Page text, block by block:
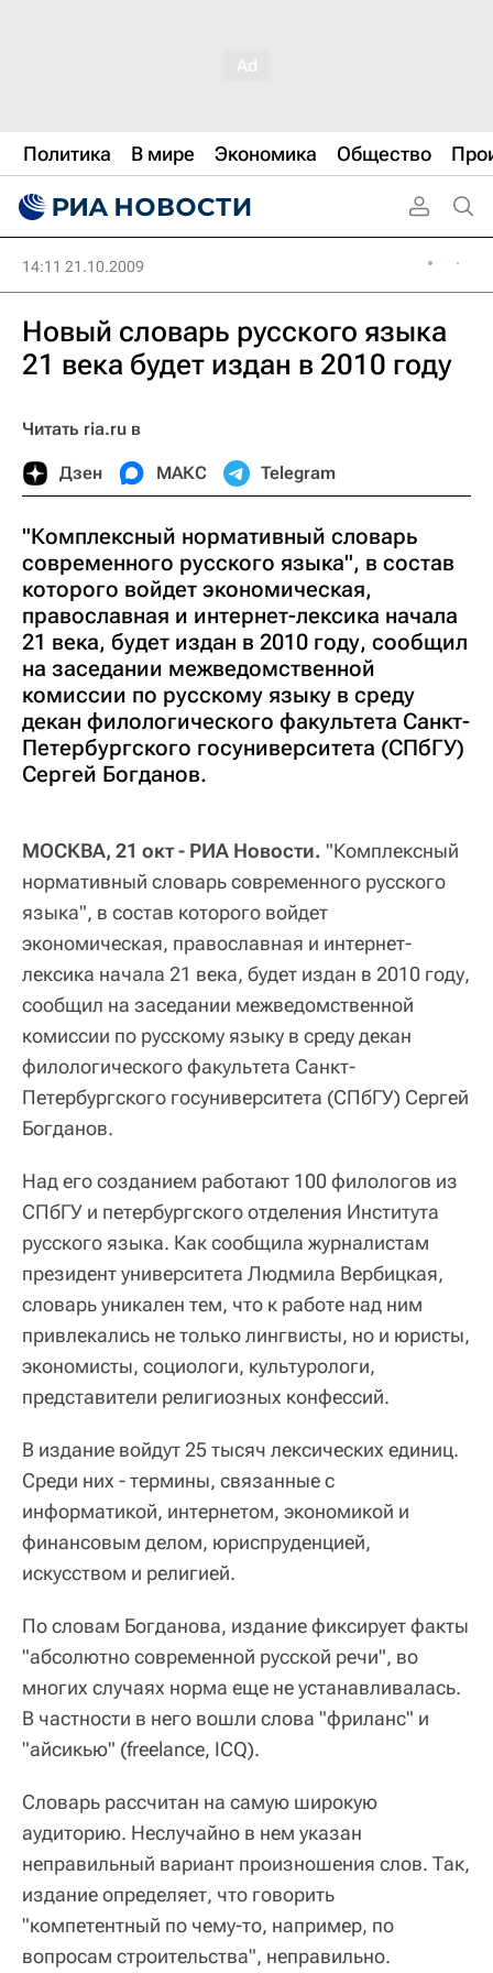
Политика В мире Экономика Общество
14:11 21.10.2009
Новый словарь русского языка
21 века будет издан в 2010 году
Читать ria.ru в
Дзен МАКС Telegram
"Комплексный нормативный словарь
современного русского языка", в состав
которого войдет экономическая,
православная и интернет-лексика начала
21 века, будет издан в 2010 году, сообщил
на заседании межведомственной
комиссии по русскому языку в среду
декан филологического факультета Санкт-
Петербургского госуниверситета (СПбГУ)
Сергей Богданов.
МОСКВА, 21 окт - РИА Новости. "Комплексный
нормативный словарь современного русского
языка", в состав которого войдет
экономическая, православная и интернет-
лексика начала 21 века, будет издан в 2010 году,
сообщил на заседании межведомственной
комиссии по русскому языку в среду декан
филологического факультета Санкт-
Петербургского госуниверситета (СПбГУ) Сергей
Богданов.
Над его созданием работают 100 филологов из
СПбГУ и петербургского отделения Института
русского языка. Как сообщила журналистам
президент университета Людмила Вербицкая,
словарь уникален тем, что к работе над ним
привлекались не только лингвисты, но и юристы,
экономисты, социологи, культурологи,
представители религиозных конфессий.
В издание войдут 25 тысяч лексических единиц.
Среди них - термины, связанные с
информатикой, интернетом, экономикой и
финансовым делом, юриспруденцией,
искусством и религией.
По словам Богданова, издание фиксирует факты
"абсолютно современной русской речи", во
многих случаях норма еще не устанавливалась.
В частности в него вошли слова "фриланс" и
"айсикью" (freelance, ICQ).
Словарь рассчитан на самую широкую
аудиторию. Неслучайно в нем указан
неправильный вариант произношения слов. Так,
издание определяет, что говорить
"компетентный по чему-то, например, по
вопросам строительства", неправильно.